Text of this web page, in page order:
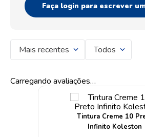
Faça login para escrever
Mais recentes Todos
Carregando avaliações…
Tintura Creme 10
Infinito Koleston